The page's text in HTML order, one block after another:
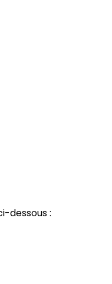
dessous :